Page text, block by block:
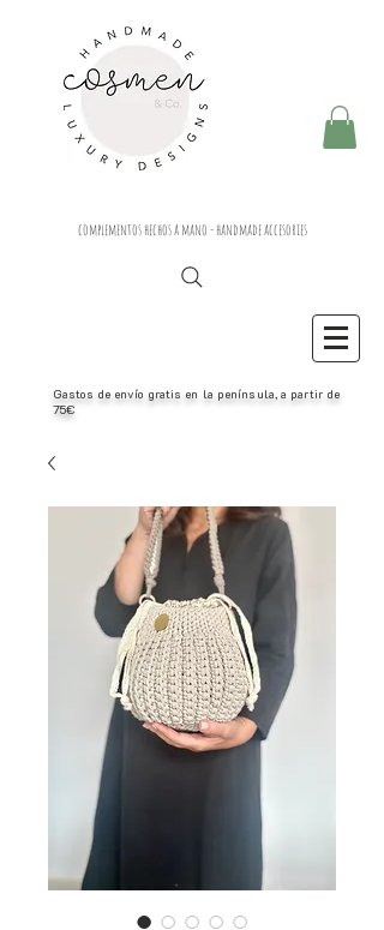
complementos hechos a mano - handmade accesories
Gastos de envío gratis en la península, a partir de
75€